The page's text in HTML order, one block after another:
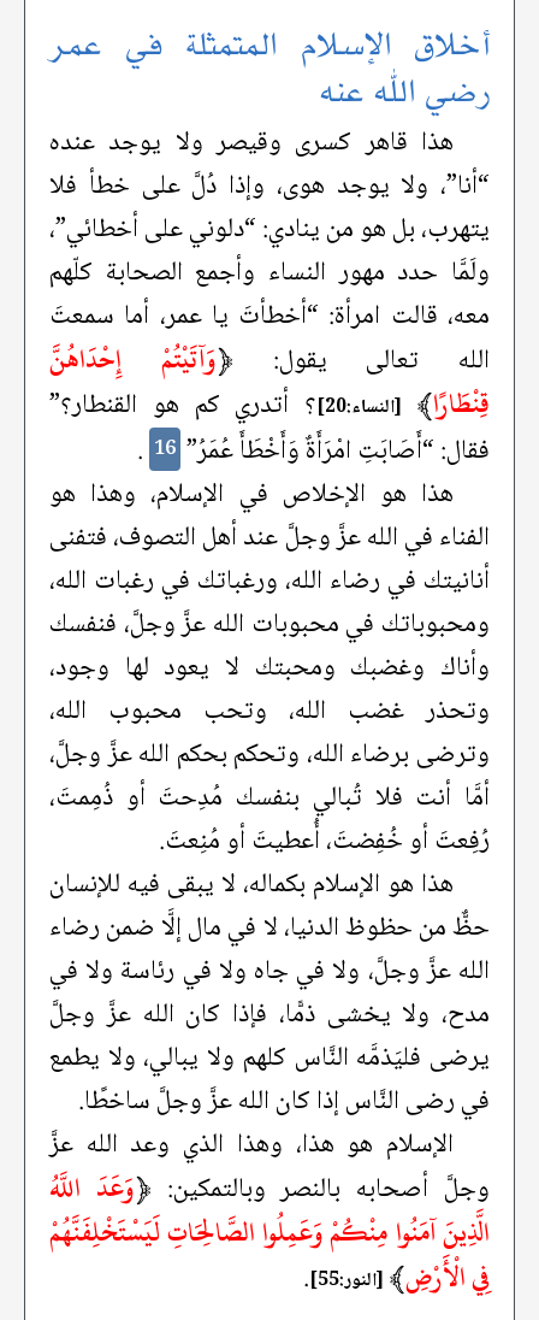
أخلاق الإسلام المتمثلة في عمر
رضي الله عنه
هذا قاهر كسرى وقيصر ولا يوجد عنده
“أنا”، ولا يوجد هوى، وإذا دُلَّ على خطأ فلا
يتهرب، بل هو من ينادي: “دلوني على أخطائي”،
ولَمَّا حدد مهور النساء وأجمع الصحابة كلّهم
معه، قالت امرأة: “أخطأتَ يا عمر، أما سمعتَ
الله تعالى يقول: ﴿وَآتَيْتُمْ إِحْدَاهُنَّ
قِنْطَارًا﴾ [النساء:20]
؟ أتدري كم هو القنطار؟”
فقال: “أَصَابَتِ امْرَأَةٌ وَأَخْطَأَ عُمَرُ” 16
.
هذا هو الإخلاص في الإسلام، وهذا هو
الفناء في الله عزَّ وجلَّ عند أهل التصوف، فتفنى
أنانيتك في رضاء الله، ورغباتك في رغبات الله،
ومحبوباتك في محبوبات الله عزَّ وجلَّ، فنفسك
وأناك وغضبك ومحبتك لا يعود لها وجود،
وتحذر غضب الله، وتحب محبوب الله،
وترضى برضاء الله، وتحكم بحكم الله عزَّ وجلَّ،
أمَّا أنت فلا تُبالي بنفسك مُدِحتَ أو ذُمِمتَ،
رُفِعتَ أو خُفِضتَ، أُعطيتَ أو مُنِعتَ.
هذا هو الإسلام بكماله، لا يبقى فيه للإنسان
حظٌّ من حظوظ الدنيا، لا في مال إلَّا ضمن رضاء
الله عزَّ وجلَّ، ولا في جاه ولا في رئاسة ولا في
مدح، ولا يخشى ذمًّا، فإذا كان الله عزَّ وجلَّ
يرضى فليَذمَّه النَّاس كلهم ولا يبالي، ولا يطمع
في رضى النَّاس إذا كان الله عزَّ وجلَّ ساخطًا.
الإسلام هو هذا، وهذا الذي وعد الله عزَّ
وجلَّ أصحابه بالنصر وبالتمكين: ﴿وَعَدَ اللَّهُ
الَّذِينَ آمَنُوا مِنْكُمْ وَعَمِلُوا الصَّالِحَاتِ لَيَسْتَخْلِفَنَّهُمْ
فِي الْأَرْضِ﴾ [النور:55] .